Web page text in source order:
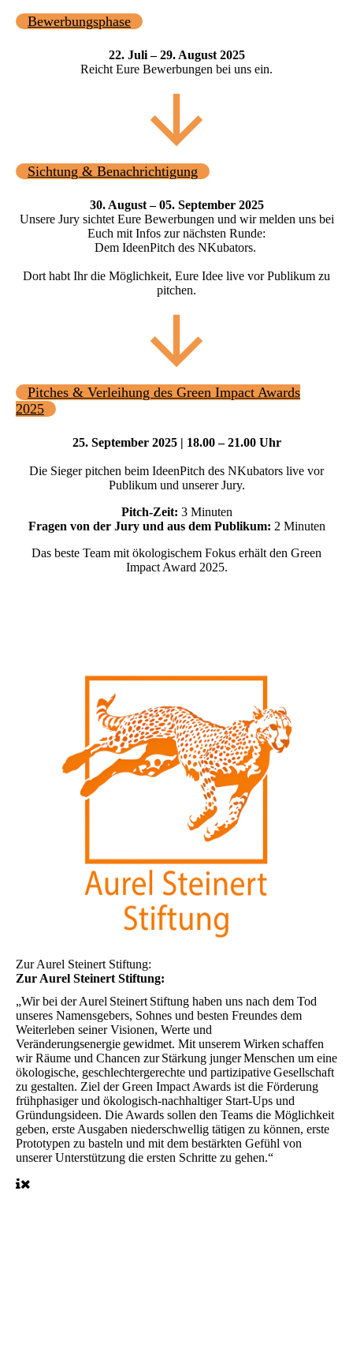
Bewerbungsphase
22. Juli – 29. August 2025
Reicht Eure Bewerbungen bei uns ein.
Sichtung & Benachrichtigung
30. August – 05. September 2025
Unsere Jury sichtet Eure Bewerbungen und wir melden uns bei
Euch mit Infos zur nächsten Runde:
Dem IdeenPitch des NKubators.
Dort habt Ihr die Möglichkeit, Eure Idee live vor Publikum zu
pitchen.
Pitches & Verleihung des Green Impact Awards
2025
25. September 2025 | 18.00 – 21.00 Uhr
Die Sieger pitchen beim IdeenPitch des NKubators live vor
Publikum und unserer Jury.
Pitch-Zeit: 3 Minuten
Fragen von der Jury und aus dem Publikum: 2 Minuten
Das beste Team mit ökologischem Fokus erhält den Green
Impact Award 2025.
Zur Aurel Steinert Stiftung:
Zur Aurel Steinert Stiftung:
„Wir bei der Aurel Steinert Stiftung haben uns nach dem Tod
unseres Namensgebers, Sohnes und besten Freundes dem
Weiterleben seiner Visionen, Werte und
Veränderungsenergie gewidmet. Mit unserem Wirken schaffen
wir Räume und Chancen zur Stärkung junger Menschen um eine
ökologische, geschlechtergerechte und partizipative Gesellschaft
zu gestalten. Ziel der Green Impact Awards ist die Förderung
frühphasiger und ökologisch-nachhaltiger Start-Ups und
Gründungsideen. Die Awards sollen den Teams die Möglichkeit
geben, erste Ausgaben niederschwellig tätigen zu können, erste
Prototypen zu basteln und mit dem bestärkten Gefühl von
unserer Unterstützung die ersten Schritte zu gehen.“